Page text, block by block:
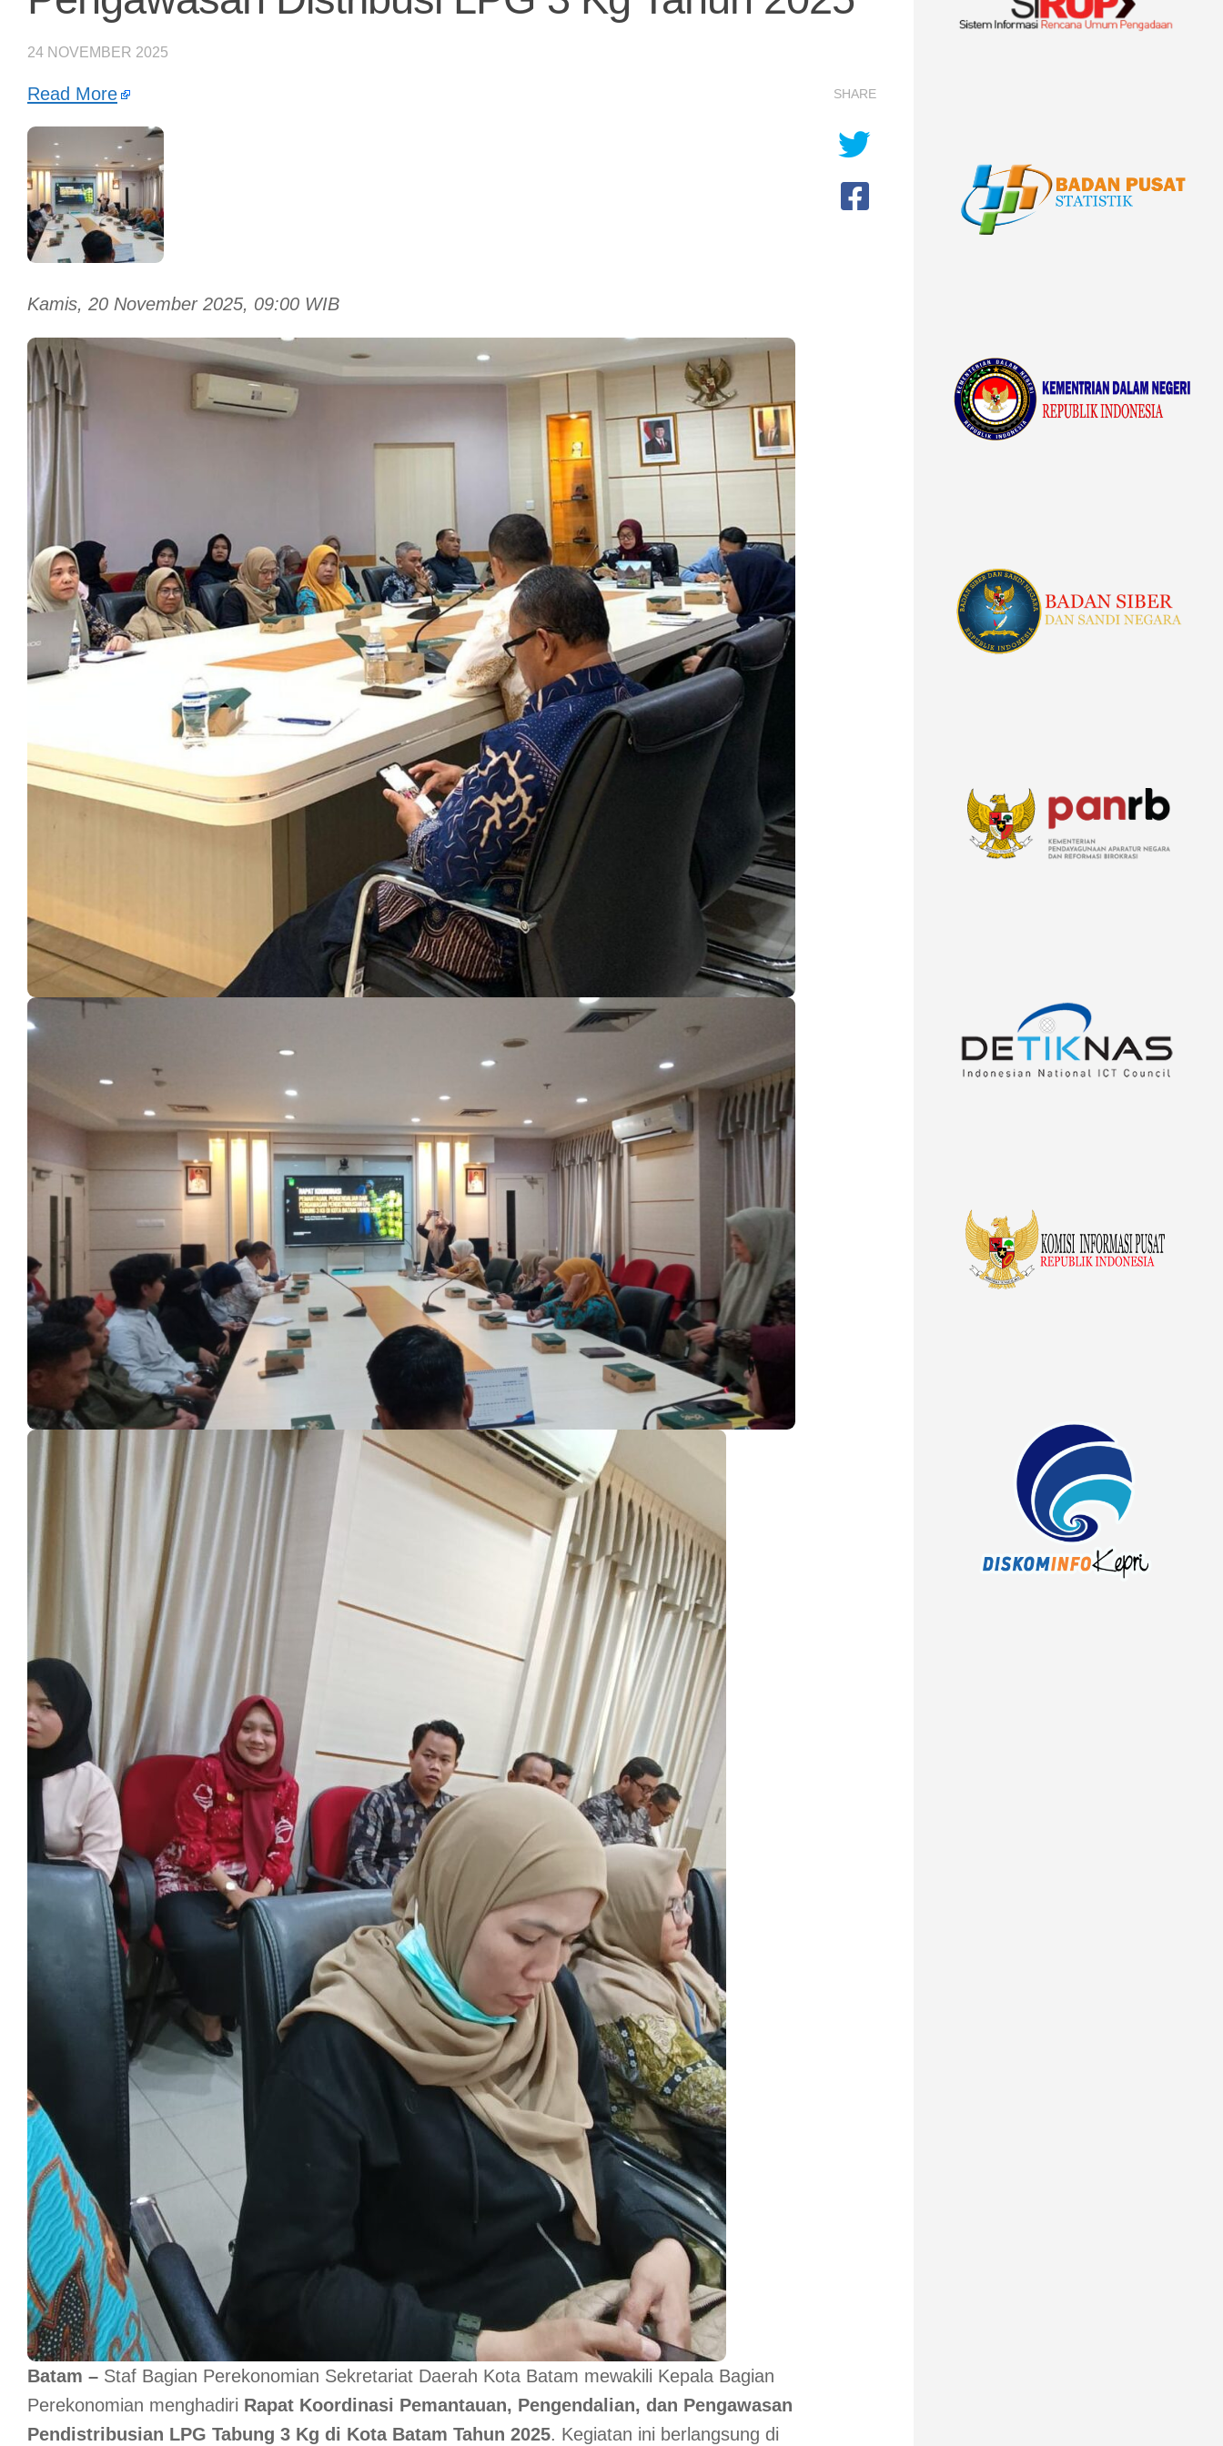
24 NOVEMBER 2025
Read More
Kamis, 20 November 2025, 09:00 WIB
Batam – Staf Bagian Perekonomian Sekretariat Daerah Kota Batam mewakili Kepala Bagian
Perekonomian menghadiri Rapat Koordinasi Pemantauan, Pengendalian, dan Pengawasan
Pendistribusian LPG Tabung 3 Kg di Kota Batam Tahun 2025. Kegiatan ini berlangsung di
SHARE